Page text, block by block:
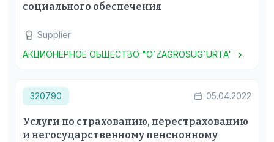
социального обеспечения
Supplier
АКЦИОНЕРНОЕ ОБЩЕСТВО "O`ZAGROSUG`URTA"
320790 05.04.2022
Услуги по страхованию, перестрахованию
и негосударственному пенсионному